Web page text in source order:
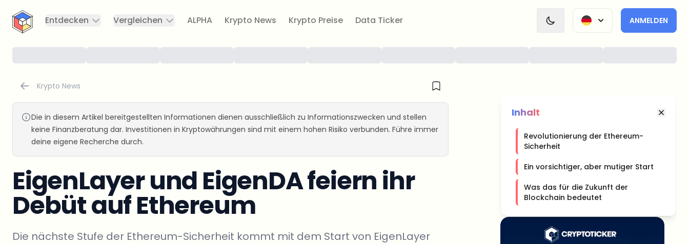
CryptoTicker
Entdecken
Vergleichen ALPHA Krypto News Krypto Preise Data Ticker ANMELDEN
Krypto News
Die in diesem Artikel bereitgestellten Informationen dienen ausschließlich zu Informationszwecken und stellen
keine Finanzberatung dar. Investitionen in Kryptowährungen sind mit einem hohen Risiko verbunden. Führe immer
deine eigene Recherche durch.
EigenLayer und EigenDA feiern ihr
Debüt auf Ethereum
Die nächste Stufe der Ethereum-Sicherheit kommt mit dem Start von EigenLayer
Inhalt
Revolutionierung der Ethereum-
Sicherheit
Ein vorsichtiger, aber mutiger Start
Was das für die Zukunft der
Blockchain bedeutet